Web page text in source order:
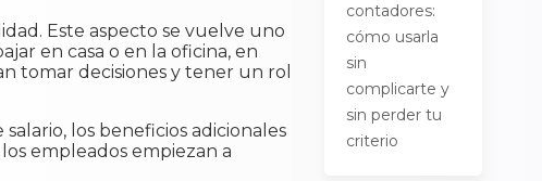
Este aspecto se vuelve uno
en casa o en la oficina, en
tomar decisiones y tener un rol
los beneficios adicionales
empleados empiezan a
contadores:
cómo usarla
sin
complicarte y
sin perder tu
criterio